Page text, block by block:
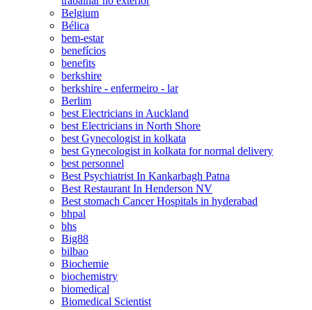
Belgium
Bélica
bem-estar
benefícios
benefits
berkshire
berkshire - enfermeiro - lar
Berlim
best Electricians in Auckland
best Electricians in North Shore
best Gynecologist in kolkata
best Gynecologist in kolkata for normal delivery
best personnel
Best Psychiatrist In Kankarbagh Patna
Best Restaurant In Henderson NV
Best stomach Cancer Hospitals in hyderabad
bhpal
bhs
Big88
bilbao
Biochemie
biochemistry
biomedical
Biomedical Scientist